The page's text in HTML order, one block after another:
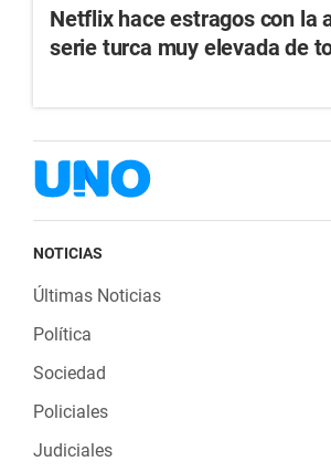
Netflix hace estragos con la
serie turca muy elevada de
NOTICIAS
Últimas Noticias
Política
Sociedad
Policiales
Judiciales